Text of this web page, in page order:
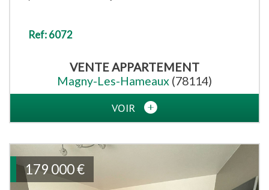
Ref: 6072
VENTEAPPARTEMENT
Magny-Les-Hameaux (78114)
VOIR
179 000€